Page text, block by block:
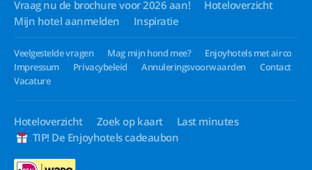
Vraag nu de brochure voor 2026 aan!
Hoteloverzicht
Mijn hotel aanmelden
Inspiratie
Veelgestelde vragen Mag mijn hond mee?
Enjoyhotels met airco
Impressum
Privacybeleid Annuleringsvoorwaarden
Contact
Vacature
Hoteloverzicht Zoek op kaart
Last minutes
TIP! De Enjoyhotels cadeaubon